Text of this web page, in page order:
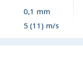
0,1 mm
5 (11) m/s